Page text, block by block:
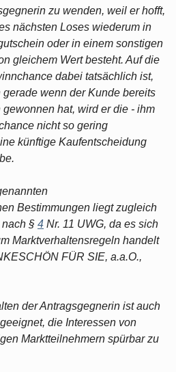
zu wenden, weil er hofft,
nächsten Loses wiederum in
oder in einem sonstigen
gleichem Wert besteht. Auf die
dabei tatsächlich ist,
wenn der Kunde bereits
hat, wird er die - ihm
nicht so gering
künftige Kaufentscheidung
Bestimmungen liegt zugleich
§ 4 Nr. 11 UWG, da es sich
Marktverhaltensregeln handelt
FÜR SIE, a.a.O.,
der Antragsgegnerin ist auch
die Interessen von
Marktteilnehmern spürbar zu